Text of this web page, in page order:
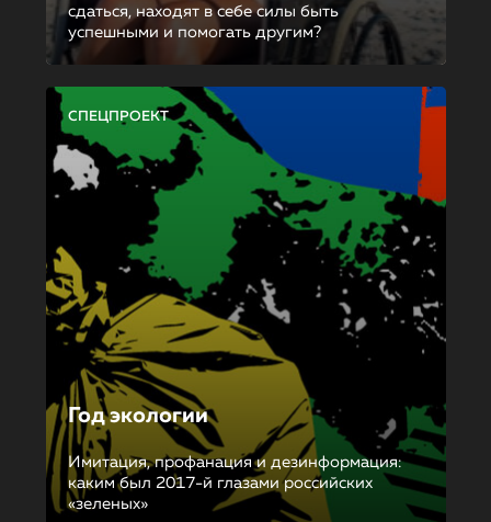
сдаться, находят в себе силы быть
успешными и помогать другим?
СПЕЦПРОЕКТ
Год экологии
Имитация, профанация и дезинформация:
каким был 2017-й глазами российских
«зеленых»